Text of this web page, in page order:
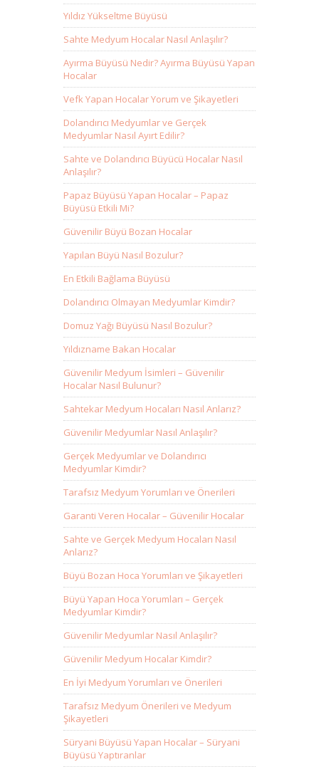
Yıldız Yükseltme Büyüsü
Sahte Medyum Hocalar Nasıl Anlaşılır?
Ayırma Büyüsü Nedir? Ayırma Büyüsü Yapan
Hocalar
Vefk Yapan Hocalar Yorum ve Şikayetleri
Dolandırıcı Medyumlar ve Gerçek
Medyumlar Nasıl Ayırt Edilir?
Sahte ve Dolandırıcı Büyücü Hocalar Nasıl
Anlaşılır?
Papaz Büyüsü Yapan Hocalar – Papaz
Büyüsü Etkili Mi?
Güvenilir Büyü Bozan Hocalar
Yapılan Büyü Nasıl Bozulur?
En Etkili Bağlama Büyüsü
Dolandırıcı Olmayan Medyumlar Kimdir?
Domuz Yağı Büyüsü Nasıl Bozulur?
Yıldızname Bakan Hocalar
Güvenilir Medyum İsimleri – Güvenilir
Hocalar Nasıl Bulunur?
Sahtekar Medyum Hocaları Nasıl Anlarız?
Güvenilir Medyumlar Nasıl Anlaşılır?
Gerçek Medyumlar ve Dolandırıcı
Medyumlar Kimdir?
Tarafsız Medyum Yorumları ve Önerileri
Garanti Veren Hocalar – Güvenilir Hocalar
Sahte ve Gerçek Medyum Hocaları Nasıl
Anlarız?
Büyü Bozan Hoca Yorumları ve Şikayetleri
Büyü Yapan Hoca Yorumları – Gerçek
Medyumlar Kimdir?
Güvenilir Medyumlar Nasıl Anlaşılır?
Güvenilir Medyum Hocalar Kimdir?
En İyi Medyum Yorumları ve Önerileri
Tarafsız Medyum Önerileri ve Medyum
Şikayetleri
Süryani Büyüsü Yapan Hocalar – Süryani
Büyüsü Yaptıranlar